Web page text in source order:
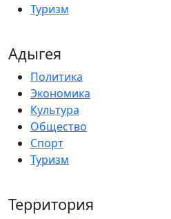
Туризм
Адыгея
Политика
Экономика
Культура
Общество
Спорт
Туризм
Территория